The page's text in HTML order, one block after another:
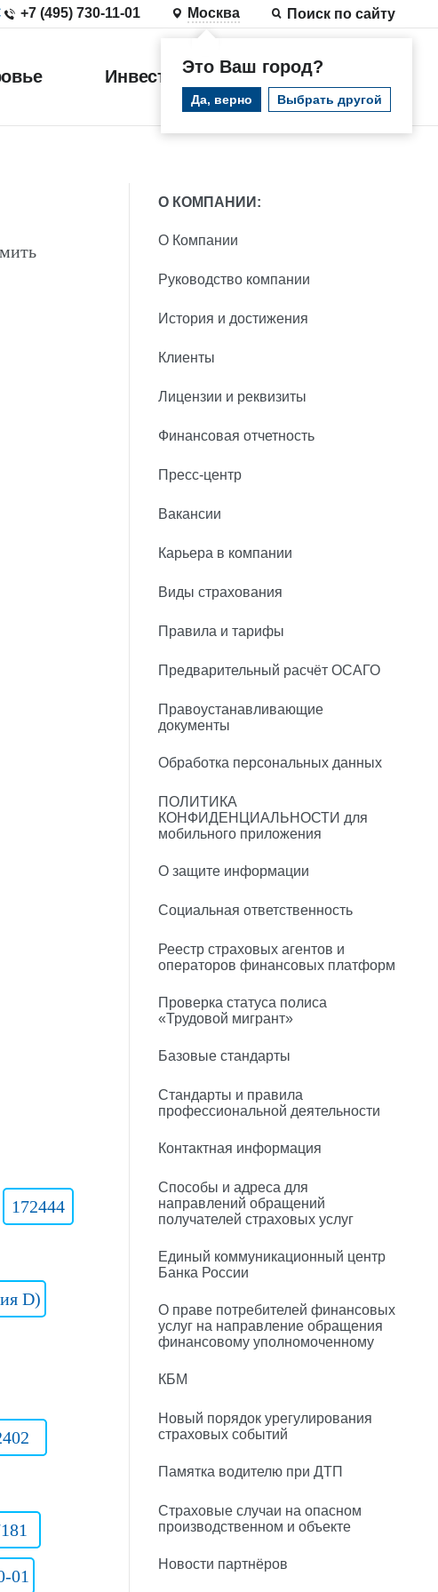
+7 (495) 730-11-01 Москва
Это Ваш город?
Да, верно Выбрать другой
Поиск по сайту
Инвестиции
172444
D)
01
О КОМПАНИИ:
О Компании
Руководство компании
История и достижения
Клиенты
Лицензии и реквизиты
Финансовая отчетность
Пресс-центр
Вакансии
Карьера в компании
Виды страхования
Правила и тарифы
Предварительный расчёт ОСАГО
Правоустанавливающие
документы
Обработка персональных данных
ПОЛИТИКА
КОНФИДЕНЦИАЛЬНОСТИ для
мобильного приложения
О защите информации
Социальная ответственность
Реестр страховых агентов и
операторов финансовых платформ
Проверка статуса полиса
«Трудовой мигрант»
Базовые стандарты
Стандарты и правила
профессиональной деятельности
Контактная информация
Способы и адреса для
направлений обращений
получателей страховых услуг
Единый коммуникационный центр
Банка России
О праве потребителей финансовых
услуг на направление обращения
финансовому уполномоченному
КБМ
Новый порядок урегулирования
страховых событий
Памятка водителю при ДТП
Страховые случаи на опасном
производственном и объекте
Новости партнёров